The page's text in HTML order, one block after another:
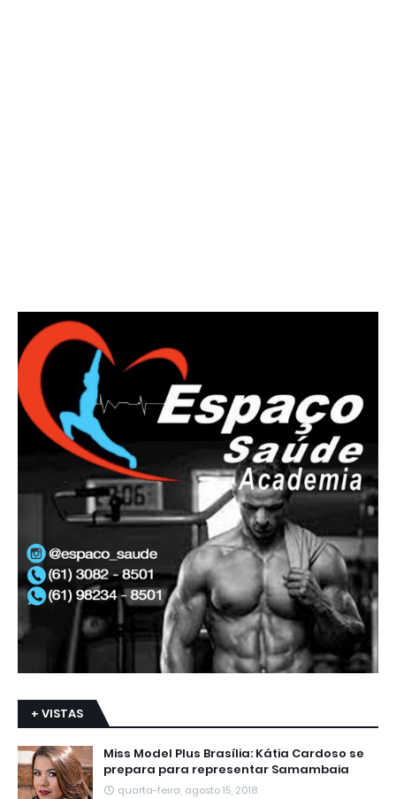
+ VISTAS
Miss Model Plus Brasília: Kátia Cardoso se
prepara para representar Samambaia
quarta-feira, agosto 15, 2018